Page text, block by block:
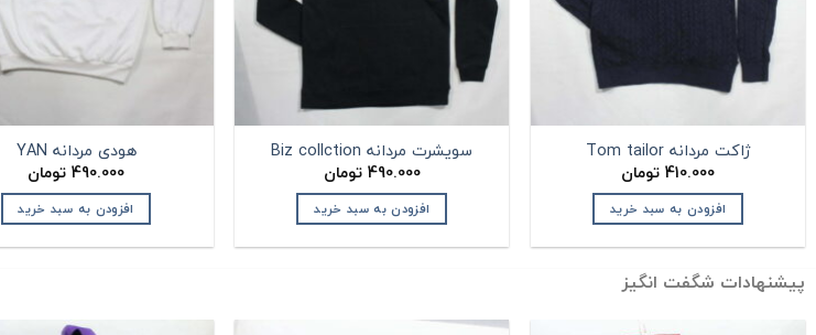
ژاکت مردانه Tom tailor
410.000 تومان
افزودن به سبد خرید
سویشرت مردانه Biz collction
490.000 تومان
افزودن به سبد خرید
هودی مردانه YAN
490.000 تومان
افزودن به سبد خرید
پیشنهادات شگفت انگیز